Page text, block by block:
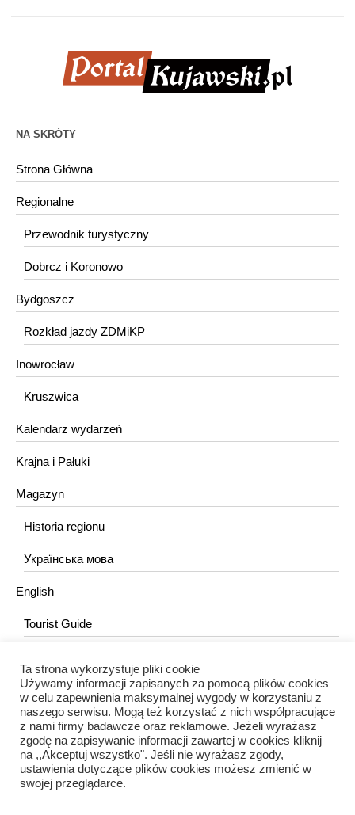
NA SKRÓTY
Strona Główna
Regionalne
Przewodnik turystyczny
Dobrcz i Koronowo
Bydgoszcz
Rozkład jazdy ZDMiKP
Inowrocław
Kruszwica
Kalendarz wydarzeń
Krajna i Pałuki
Magazyn
Historia regionu
Українська мова
English
Tourist Guide
KONTAKT
redakcja@portalkujawski.pl
Redakcja
Ta strona wykorzystuje pliki cookie
Używamy informacji zapisanych za pomocą plików cookies
w celu zapewnienia maksymalnej wygody w korzystaniu z
naszego serwisu. Mogą też korzystać z nich współpracujące
z nami firmy badawcze oraz reklamowe. Jeżeli wyrażasz
zgodę na zapisywanie informacji zawartej w cookies kliknij
na ,,Akceptuj wszystko". Jeśli nie wyrażasz zgody,
ustawienia dotyczące plików cookies możesz zmienić w
swojej przeglądarce.